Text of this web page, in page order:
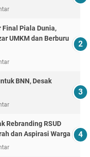
Final Piala Dunia,
UMKM dan Berburu
BNN, Desak
Rebranding RSUD
dan Aspirasi Warga